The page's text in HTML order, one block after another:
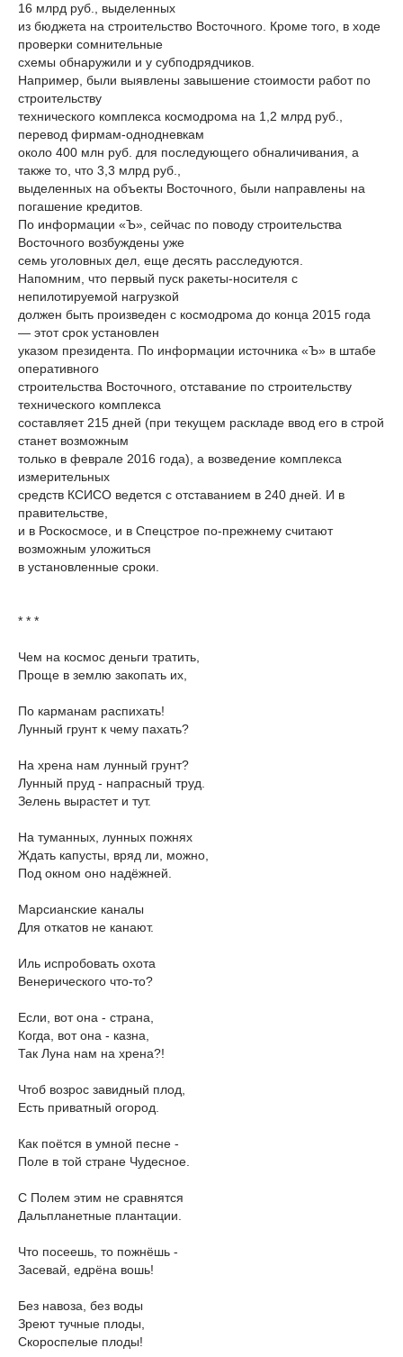
16 млрд руб., выделенных
из бюджета на строительство Восточного. Кроме того, в ходе
проверки сомнительные
схемы обнаружили и у субподрядчиков.
Например, были выявлены завышение стоимости работ по
строительству
технического комплекса космодрома на 1,2 млрд руб.,
перевод фирмам-однодневкам
около 400 млн руб. для последующего обналичивания, а
также то, что 3,3 млрд руб.,
выделенных на объекты Восточного, были направлены на
погашение кредитов.
По информации «Ъ», сейчас по поводу строительства
Восточного возбуждены уже
семь уголовных дел, еще десять расследуются.
Напомним, что первый пуск ракеты-носителя с
непилотируемой нагрузкой
должен быть произведен с космодрома до конца 2015 года
— этот срок установлен
указом президента. По информации источника «Ъ» в штабе
оперативного
строительства Восточного, отставание по строительству
технического комплекса
составляет 215 дней (при текущем раскладе ввод его в строй
станет возможным
только в феврале 2016 года), а возведение комплекса
измерительных
средств КСИСО ведется с отставанием в 240 дней. И в
правительстве,
и в Роскосмосе, и в Спецстрое по-прежнему считают
возможным уложиться
в установленные сроки.
* * *
Чем на космос деньги тратить,
Проще в землю закопать их,
По карманам распихать!
Лунный грунт к чему пахать?
На хрена нам лунный грунт?
Лунный пруд - напрасный труд.
Зелень вырастет и тут.
На туманных, лунных пожнях
Ждать капусты, вряд ли, можно,
Под окном оно надёжней.
Марсианские каналы
Для откатов не канают.
Иль испробовать охота
Венерического что-то?
Если, вот она - страна,
Когда, вот она - казна,
Так Луна нам на хрена?!
Чтоб возрос завидный плод,
Есть приватный огород.
Как поётся в умной песне -
Поле в той стране Чудесное.
С Полем этим не сравнятся
Дальпланетные плантации.
Что посеешь, то пожнёшь -
Засевай, едрёна вошь!
Без навоза, без воды
Зреют тучные плоды,
Скороспелые плоды!